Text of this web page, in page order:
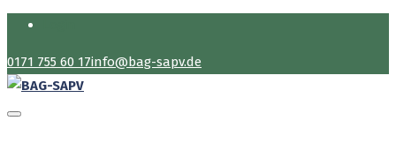
0171 755 60 17info@bag-sapv.de